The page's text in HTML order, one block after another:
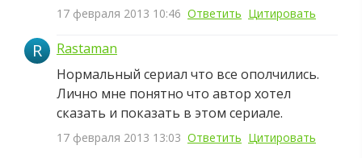
17 февраля 2013 10:46 Ответить Цитировать
R
Rastaman
Нормальный сериал что все ополчились.
Лично мне понятно что автор хотел
сказать и показать в этом сериале.
17 февраля 2013 13:03 Ответить Цитировать